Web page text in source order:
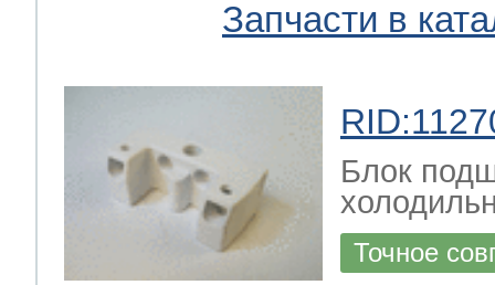
Запчасти в
Блок
Точное